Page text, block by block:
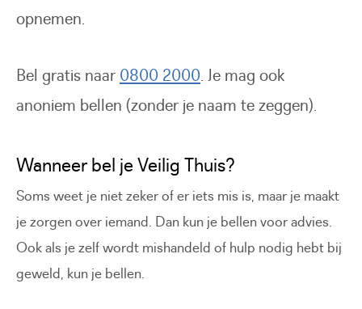
opnemen.
Bel gratis naar 0800 2000. Je mag ook
anoniem bellen (zonder je naam te zeggen).
Wanneer bel je Veilig Thuis?
Soms weet je niet zeker of er iets mis is, maar je maakt
je zorgen over iemand. Dan kun je bellen voor advies.
Ook als je zelf wordt mishandeld of hulp nodig hebt bij
geweld, kun je bellen.